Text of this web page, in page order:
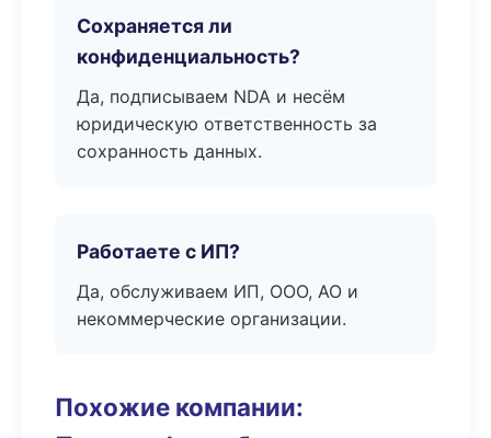
Сохраняется ли
конфиденциальность?
Да, подписываем NDA и несём
юридическую ответственность за
сохранность данных.
Работаете с ИП?
Да, обслуживаем ИП, ООО, АО и
некоммерческие организации.
Похожие компании: